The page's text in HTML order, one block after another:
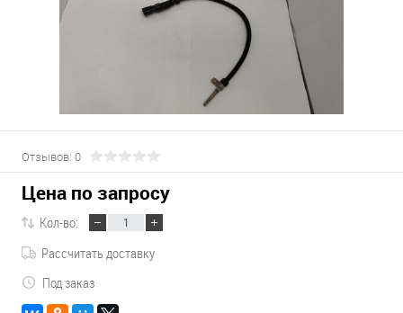
Отзывов: 0
Цена по запросу
Кол-во:
Рассчитать доставку
Под заказ